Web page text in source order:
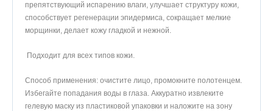
препятствующий испарению влаги, улучшает структуру кожи,
способствует регенерации эпидермиса, сокращает мелкие
морщинки, делает кожу гладкой и нежной.
Подходит для всех типов кожи.
Способ применения: очистите лицо, промокните полотенцем.
Избегайте попадания воды в глаза. Аккуратно извлеките
гелевую маску из пластиковой упаковки и наложите на зону